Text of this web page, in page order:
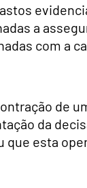
a
com a
de
da
esta